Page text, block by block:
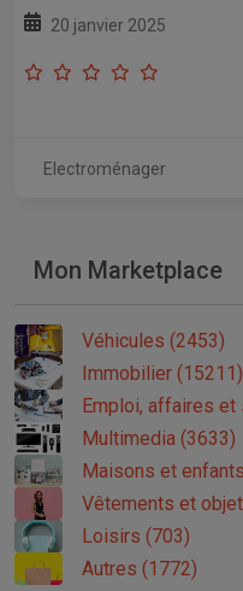
20 janvier 2025
Electroménager
Mon Marketplace
Véhicules (2453)
Immobilier (15211)
Emploi, affaires
Multimedia (3633)
Maisons et
Vêtements et
Loisirs (703)
Autres (1772)